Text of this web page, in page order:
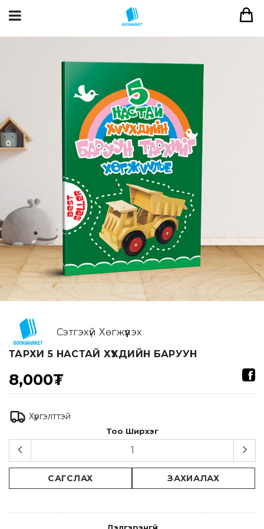
Сэтгэхүй Хөгжүүлэх
ТАРХИ 5 НАСТАЙ ХҮҮХДИЙН БАРУУН
8,000₮
Хүргэлттэй
Тоо Ширхэг
САГСЛАХ ЗАХИАЛАХ
Дэлгэрэнгүй